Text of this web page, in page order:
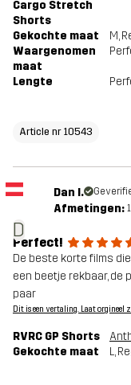
Cargo Stretch
Shorts
Gekochte maat M,
Waargenomen
maat
Lengte
Article nr 10543
D
Dan I.
Afmetingen:
Perfect!
De beste korte films
een beetje rekbaar, de
paar
Dit is een vertaling. Laat orgineel
RVRC GP Shorts
Gekochte maat
L,